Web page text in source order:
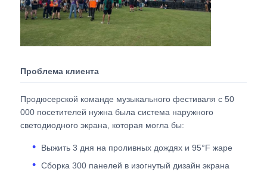
Экран СИД концерта
Прозрачный светодиодный дисплей
SMD LED экран
Проблема клиента
Продюсерской команде музыкального фестиваля с 50
000 посетителей нужна была система наружного
светодиодного экрана, которая могла бы:
Выжить 3 дня на проливных дождях и 95°F жаре
Сборка 300 панелей в изогнутый дизайн экрана